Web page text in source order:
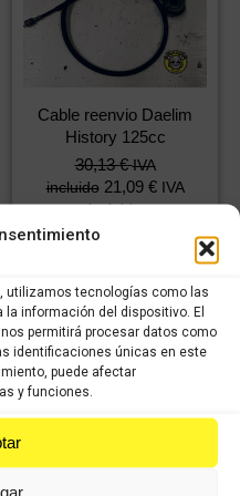
utilizamos tecnologías como las
información del dispositivo. El
permitirá procesar datos como
identificaciones únicas en este
puede afectar
y funciones.
Cable reenvio Daelim
History 125cc
30,13€ IVA
incluido 21,09 € IVA
incluido